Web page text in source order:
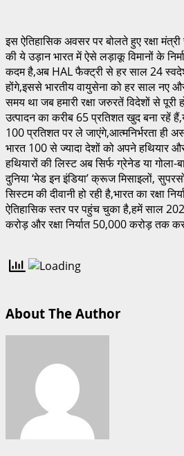
इस ऐतिहासिक अवसर पर बोलते हुए रक्षा
की ये उड़ान भारत में ऐसे लड़ाकू विमानों के
कदम है,अब HAL फैक्ट्री से हर साल 24
होंगे,इससे भारतीय वायुसेना को हर साल नए
समय था जब हमारी रक्षा जरुरतें विदेशों से
उत्पादन का करीब 65 प्रतिशत खुद बना रहें
100 प्रतिशत पर ले जाएंगे,आत्मनिर्भरता ही
भारत 100 से ज्यादा देशों को अपने हथियार
हथियारों की लिस्ट अब सिर्फ ग्रेनेड या
दुनिया ‘मेड इन इंडिया’ क्रूज मिसाइलों,
सिस्टम की दीवानी हो रही है,भारत का रक्षा
ऐतिहासिक स्तर पर पहुंच चुका है,हमें साल
करोड़ और रक्षा निर्यात 50,000 करोड़ तक
About The Author